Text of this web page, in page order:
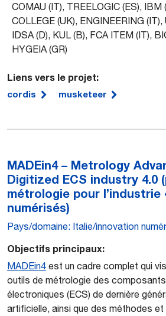
COMAU (IT), TREELOGIC (ES), IBM
COLLEGE (UK), ENGINEERING (IT),
IDSA (D), KUL (B), FCA ITEM (IT),
HYGEIA (GR)
Liens vers le projet:
cordis musketeer
MADEin4 – Metrology
Digitized ECS industry 4.0
métrologie pour l’industrie
numérisés)
Pays/domaine: Italie/innovation
Objectifs principaux:
MADEin4 est un cadre complet qui
outils de métrologie des
électroniques (ECS) de dernière
artificielle, ainsi que des méthodes